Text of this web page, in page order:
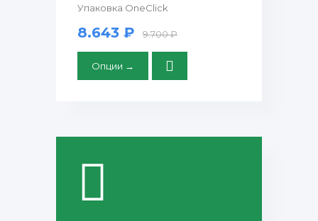
Упаковка OneClick
8.643 ₽ 9.700 ₽
Опции →